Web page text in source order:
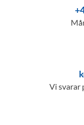
Vi svarar